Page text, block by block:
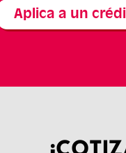
Aplica a un